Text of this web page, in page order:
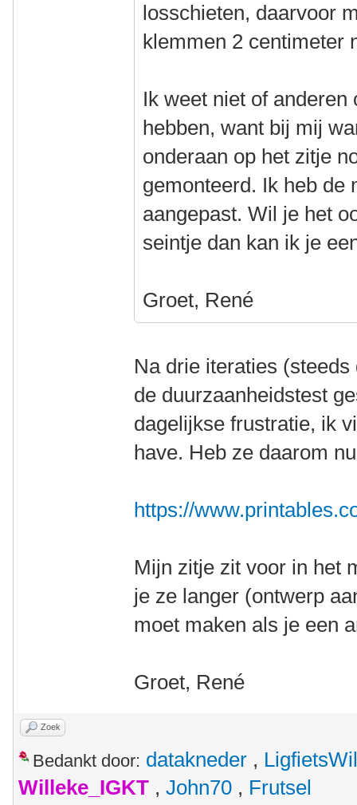
losschieten, daarvoor
klemmen 2 centimeter
Ik weet niet of
hebben, want bij mij
onderaan op het zitje
gemonteerd. Ik heb de
aangepast. Wil je het
seintje dan kan ik je
Groet, René
Na drie iteraties
de duurzaanheidstest
dagelijkse frustratie, ik
have. Heb ze daarom
https://
Mijn zitje zit voor in het
je ze langer (ontwerp
moet maken als je een
Groet, René
Zoek
Bedankt door: datakneder ,
Willeke_IGKT , John70 , Frutsel